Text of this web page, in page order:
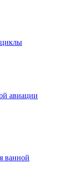
авиации
ванной